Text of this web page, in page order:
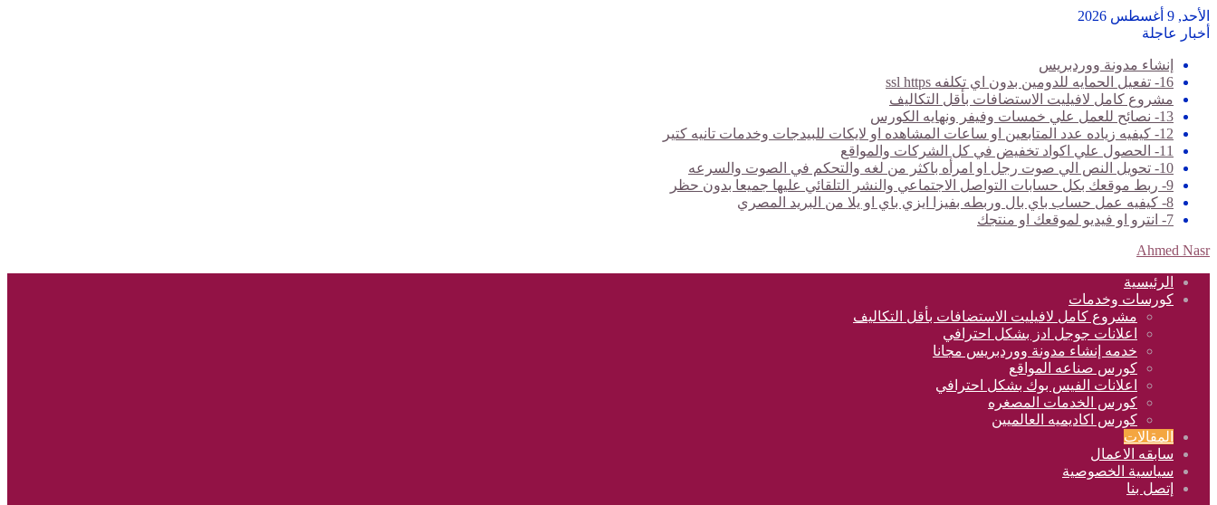
الأحد, 9 أغسطس 2026
أخبار عاجلة
إنشاء مدونة ووردبريس
16- تفعيل الحمايه للدومين بدون اي تكلفه ssl https
مشروع كامل لافيليت الاستضافات بأقل التكاليف
13- نصائح للعمل علي خمسات وفيفر ونهايه الكورس
12- كيفيه زياده عدد المتابعين او ساعات المشاهده او لايكات للبيدجات وخدمات تانيه كتير
11- الحصول علي اكواد تخفيض في كل الشركات والمواقع
10- تحويل النص الي صوت رجل او امرأه باكثر من لغه والتحكم في الصوت والسرعه
9- ربط موقعك بكل حسابات التواصل الاجتماعي والنشر التلقائي عليها جميعا بدون حظر
8- كيفيه عمل حساب باي بال وربطه بفيزا ايزي باي او يلا من البريد المصري
7- انترو او فيديو لموقعك او منتجك
Ahmed Nasr
الرئيسية
كورسات وخدمات
مشروع كامل لافيليت الاستضافات بأقل التكاليف
اعلانات جوجل ادز بشكل احترافي
خدمه إنشاء مدونة ووردبريس مجانا
كورس صناعه المواقع
اعلانات الفيس بوك بشكل احترافي
كورس الخدمات المصغره
كورس اكاديميه العالميين
المقالات
سابقه الاعمال
سياسية الخصوصية
إتصل بنا